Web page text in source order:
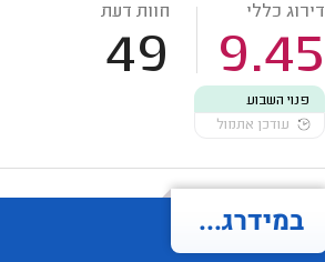
דירוג כללי
9.45
חוות דעת
49
פנוי השבוע
עודכן אתמול
במידרג...